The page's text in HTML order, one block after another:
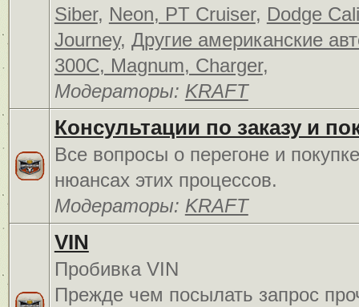
Siber, Neon, PT Cruiser, Dodge
Journey, Другие американские
300C, Magnum, Charger,
Модераторы: KRAFT
Консультации по заказу и
Все вопросы о перегоне и
нюансах этих процессов.
Модераторы: KRAFT
VIN
Пробивка VIN
Прежде чем посылать запрос